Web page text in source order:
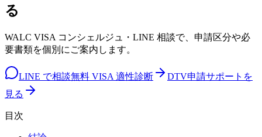
る
WALC VISA コンシェルジュ・LINE 相談で、申請区分や必
要書類を個別にご案内します。
LINE で相談無料 VISA 適性診断
DTV申請サポートを
見る
目次